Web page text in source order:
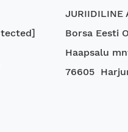
JURIIDILINE
Borsa Eesti
Haapsalu
76605